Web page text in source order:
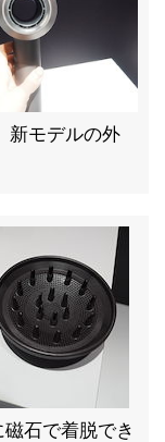
新モデルの外
石で着脱でき